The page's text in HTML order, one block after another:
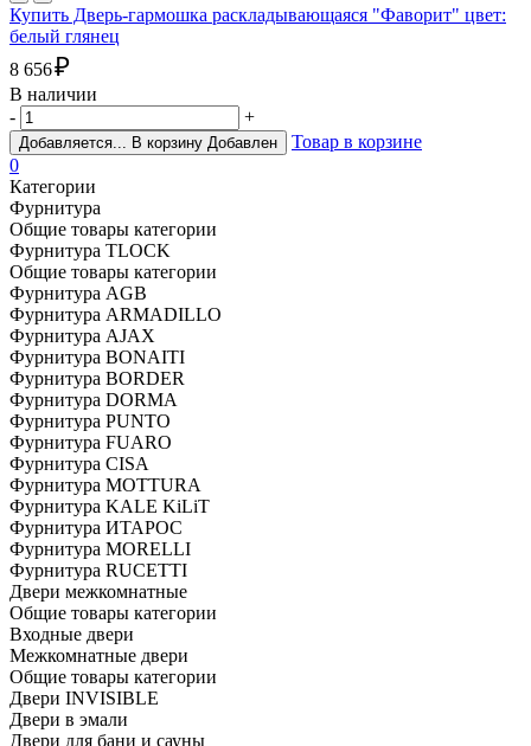
Купить Дверь-гармошка раскладывающаяся "Фаворит" цвет:
белый глянец
8 656₽
В наличии
-
+
Добавляется... В корзину Добавлен
Товар в корзине
0
Категории
Фурнитура
Общие товары категории
Фурнитура TLOCK
Общие товары категории
Фурнитура AGB
Фурнитура ARMADILLO
Фурнитура AJAX
Фурнитура BONAITI
Фурнитура BORDER
Фурнитура DORMA
Фурнитура PUNTO
Фурнитура FUARO
Фурнитура CISA
Фурнитура MOTTURA
Фурнитура KALE KiLiT
Фурнитура ИТАРОС
Фурнитура MORELLI
Фурнитура RUCETTI
Двери межкомнатные
Общие товары категории
Входные двери
Межкомнатные двери
Общие товары категории
Двери INVISIBLE
Двери в эмали
Двери для бани и сауны